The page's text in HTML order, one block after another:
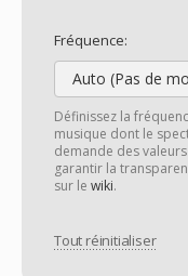
Fréquence:
Auto (Pas de
Définissez la
musique dont le
demande des
garantir la
sur le wiki.
Tout réinitialiser